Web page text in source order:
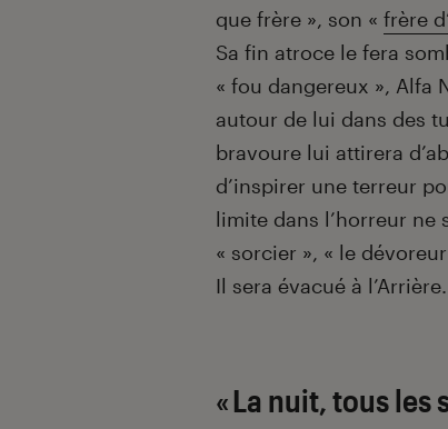
que frère », son « frère
Sa fin atroce le fera
« fou dangereux », Alfa
autour de lui dans des
bravoure lui attirera
d’inspirer une terreur
limite dans l’horreur ne
« sorcier », « le
Il sera évacué à l’Arrière.
« La nuit, tous les